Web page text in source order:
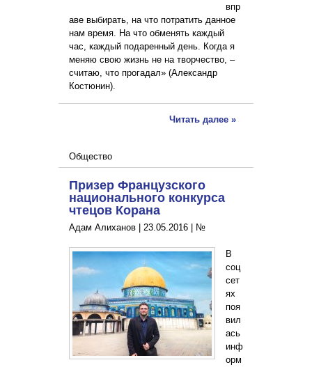
впр
аве выбирать, на что потратить данное
нам время. На что обменять каждый
час, каждый подаренный день. Когда я
меняю свою жизнь не на творчество, –
считаю, что прогадал» (Александр
Костюнин).
Читать далее »
Общество
Призер Французского
национального конкурса
чтецов Корана
Адам Алиханов | 23.05.2016 №
В
соц
сет
ях
поя
вил
ась
инф
орм